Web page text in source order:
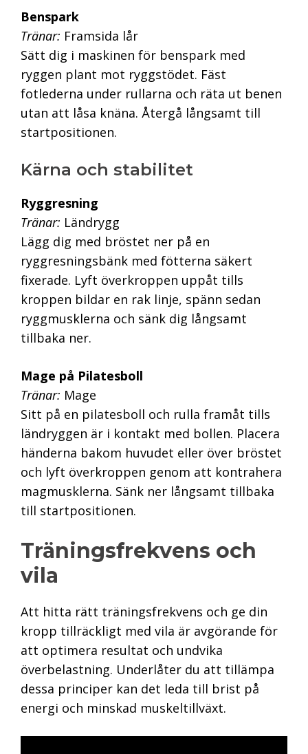
Benspark
Tränar: Framsida lår
Sätt dig i maskinen för benspark med
ryggen plant mot ryggstödet. Fäst
fotlederna under rullarna och räta ut benen
utan att låsa knäna. Återgå långsamt till
startpositionen.
Kärna och stabilitet
Ryggresning
Tränar: Ländrygg
Lägg dig med bröstet ner på en
ryggresningsbänk med fötterna säkert
fixerade. Lyft överkroppen uppåt tills
kroppen bildar en rak linje, spänn sedan
ryggmusklerna och sänk dig långsamt
tillbaka ner.
Mage på Pilatesboll
Tränar: Mage
Sitt på en pilatesboll och rulla framåt tills
ländryggen är i kontakt med bollen. Placera
händerna bakom huvudet eller över bröstet
och lyft överkroppen genom att kontrahera
magmusklerna. Sänk ner långsamt tillbaka
till startpositionen.
Träningsfrekvens och
vila
Att hitta rätt träningsfrekvens och ge din
kropp tillräckligt med vila är avgörande för
att optimera resultat och undvika
överbelastning. Underlåter du att tillämpa
dessa principer kan det leda till brist på
energi och minskad muskeltillväxt.